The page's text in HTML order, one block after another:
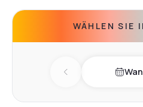
WÄHLEN SIE
Previous day